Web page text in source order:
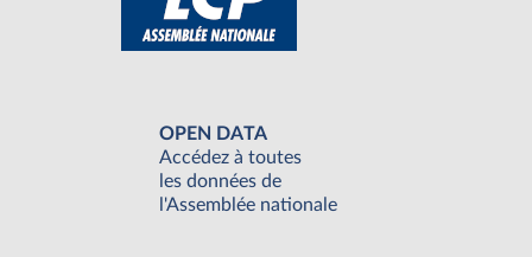
OPEN DATA
Accédez à toutes
les données de
l'Assemblée nationale